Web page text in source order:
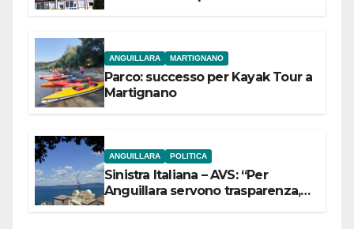
ANGUILLARA MARTIGNANO
Parco: successo per Kayak Tour a
Martignano
ANGUILLARA POLITICA
Sinistra Italiana – AVS: “Per
Anguillara servono trasparenza,